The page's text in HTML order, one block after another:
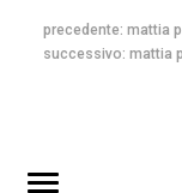
precedente: mattia
successivo: mattia